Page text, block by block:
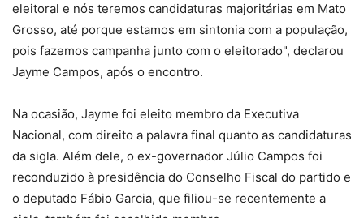
eleitoral e nós teremos candidaturas majoritárias em Mato
Grosso, até porque estamos em sintonia com a população,
pois fazemos campanha junto com o eleitorado", declarou
Jayme Campos, após o encontro.
Na ocasião, Jayme foi eleito membro da Executiva
Nacional, com direito a palavra final quanto as candidaturas
da sigla. Além dele, o ex-governador Júlio Campos foi
reconduzido à presidência do Conselho Fiscal do partido e
o deputado Fábio Garcia, que filiou-se recentemente a